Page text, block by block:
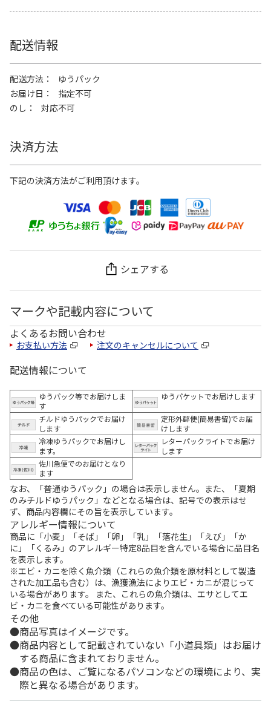
配送情報
配送方法
ゆうパック
お届け日
指定不可
のし
対応不可
決済方法
下記の決済方法がご利用頂けます。
シェアする
マークや記載内容について
よくあるお問い合わせ
お支払い方法 注文のキャンセルについて
配送情報について
ゆうパック等でお届けしま
す
ゆうパケットでお届けします
チルドゆうパックでお届け
します
定形外郵便(簡易書留)でお届
けします
冷凍ゆうパックでお届けし
ます。
レターパックライトでお届け
します
佐川急便でのお届けとなり
ます
なお、「普通ゆうパック」の場合は表示しません。また、「夏期
のみチルドゆうパック」などとなる場合は、記号での表示はせ
ず、商品内容欄にその旨を表示しています。
アレルギー情報について
商品に「小麦」「そば」「卵」「乳」「落花生」「えび」「か
に」「くるみ」のアレルギー特定8品目を含んでいる場合に品目名
を表示します。
※エビ・カニを除く魚介類（これらの魚介類を原材料として製造
された加工品も含む）は、漁獲漁法によりエビ・カニが混じって
いる場合があります。 また、これらの魚介類は、エサとしてエ
ビ・カニを食べている可能性があります。
その他
商品写真はイメージです。
商品内容として記載されていない「小道具類」はお届け
する商品に含まれておりません。
商品の色は、ご覧になるパソコンなどの環境により、実
際と異なる場合があります。